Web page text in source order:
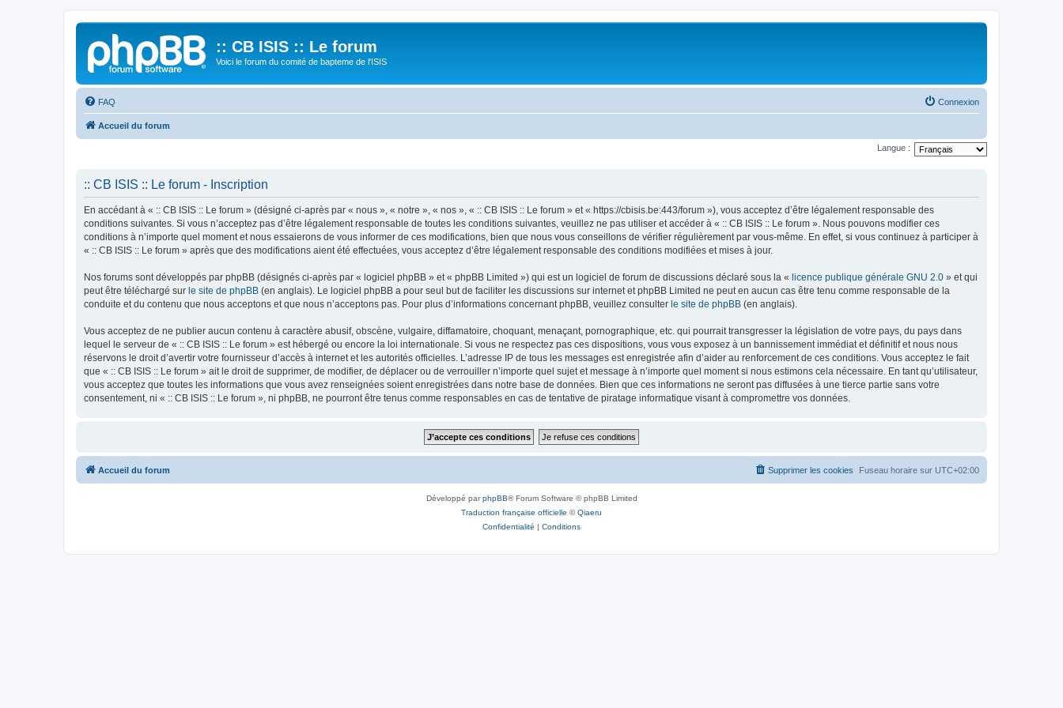
:: CB ISIS :: Le forum
Voici le forum du comité de bapteme de l'ISIS
FAQ Connexion
Accueil du forum
Langue :
:: CB ISIS :: Le forum - Inscription
En accédant à « :: CB ISIS :: Le forum » (désigné ci-après par « nous », « notre », « nos », « :: CB ISIS :: Le forum » et « https://cbisis.be:443/forum »), vous acceptez d’être légalement responsable des
conditions suivantes. Si vous n’acceptez pas d’être légalement responsable de toutes les conditions suivantes, veuillez ne pas utiliser et accéder à « :: CB ISIS :: Le forum ». Nous pouvons modifier ces
conditions à n’importe quel moment et nous essaierons de vous informer de ces modifications, bien que nous vous conseillons de vérifier régulièrement par vous-même. En effet, si vous continuez à participer à
« :: CB ISIS :: Le forum » après que des modifications aient été effectuées, vous acceptez d’être légalement responsable des conditions modifiées et mises à jour.
Nos forums sont développés par phpBB (désignés ci-après par « logiciel phpBB » et « phpBB Limited ») qui est un logiciel de forum de discussions déclaré sous la « licence publique générale GNU 2.0 » et qui
peut être téléchargé sur le site de phpBB (en anglais). Le logiciel phpBB a pour seul but de faciliter les discussions sur internet et phpBB Limited ne peut en aucun cas être tenu comme responsable de la
conduite et du contenu que nous acceptons et que nous n’acceptons pas. Pour plus d’informations concernant phpBB, veuillez consulter le site de phpBB (en anglais).
Vous acceptez de ne publier aucun contenu à caractère abusif, obscène, vulgaire, diffamatoire, choquant, menaçant, pornographique, etc. qui pourrait transgresser la législation de votre pays, du pays dans
lequel le serveur de « :: CB ISIS :: Le forum » est hébergé ou encore la loi internationale. Si vous ne respectez pas ces dispositions, vous vous exposez à un bannissement immédiat et définitif et nous nous
réservons le droit d’avertir votre fournisseur d’accès à internet et les autorités officielles. L’adresse IP de tous les messages est enregistrée afin d’aider au renforcement de ces conditions. Vous acceptez le fait
que « :: CB ISIS :: Le forum » ait le droit de supprimer, de modifier, de déplacer ou de verrouiller n’importe quel sujet et message à n’importe quel moment si nous estimons cela nécessaire. En tant qu’utilisateur,
vous acceptez que toutes les informations que vous avez renseignées soient enregistrées dans notre base de données. Bien que ces informations ne seront pas diffusées à une tierce partie sans votre
consentement, ni « :: CB ISIS :: Le forum », ni phpBB, ne pourront être tenus comme responsables en cas de tentative de piratage informatique visant à compromettre vos données.
Accueil du forum Fuseau horaire sur UTC+02:00
Supprimer les cookies
Développé parphpBB® Forum Software © phpBB Limited
Traduction française officielle ©Qiaeru
Confidentialité | Conditions